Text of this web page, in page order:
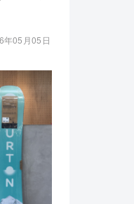
年05月05日